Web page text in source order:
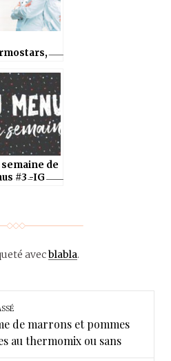
de
#3 -IG
avecblabla.
de marrons et pommes
au thermomix ou sans